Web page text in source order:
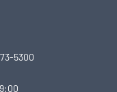
5300